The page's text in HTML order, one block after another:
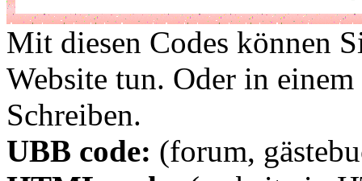
Mit diesen Codes können
Website tun. Oder in
Schreiben.
UBB code: (forum,